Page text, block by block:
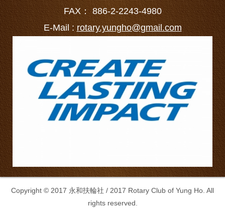
FAX： 886-2-2243-4980
E-Mail : rotary.yungho@gmail.com
Copyright © 2017 永和扶輪社 / 2017 Rotary Club of Yung Ho. All
rights reserved.